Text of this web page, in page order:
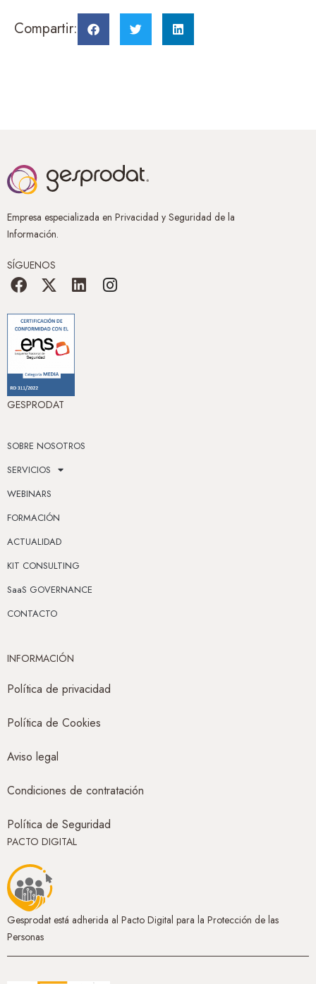
Compartir:
Empresa especializada en Privacidad y Seguridad de la
Información.
SÍGUENOS
GESPRODAT
SOBRE NOSOTROS
SERVICIOS
WEBINARS
FORMACIÓN
ACTUALIDAD
KIT CONSULTING
SaaS GOVERNANCE
CONTACTO
INFORMACIÓN
Política de privacidad
Política de Cookies
Aviso legal
Condiciones de contratación
Política de Seguridad
PACTO DIGITAL
Gesprodat está adherida al Pacto Digital para la Protección de las
Personas